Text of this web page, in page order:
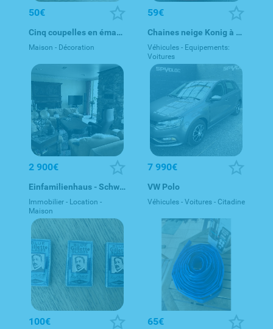
50€
Cinq coupelles en émaux de Longwy
Maison - Décoration
59€
Chaines neige Konig à vendre
Véhicules - Equipements:
Voitures
2 900€
Einfamilienhaus - Schweich-Issel
Immobilier - Location -
Maison
7 990€
VW Polo
Véhicules - Voitures - Citadine
100€ 65€